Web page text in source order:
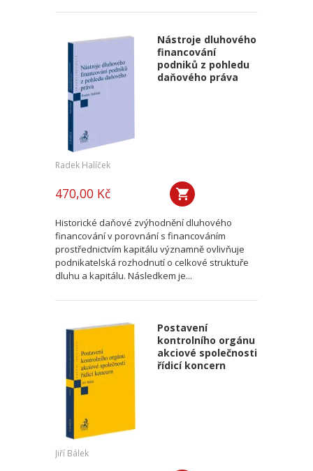
Nástroje dluhového
financování
podniků z pohledu
daňového práva
Radek Halíček
470,00 Kč
Historické daňové zvýhodnění dluhového
financování v porovnání s financováním
prostřednictvím kapitálu významně ovlivňuje
podnikatelská rozhodnutí o celkové struktuře
dluhu a kapitálu. Následkem je...
Postavení
kontrolního orgánu
akciové společnosti
řídicí koncern
Jiří Bálek